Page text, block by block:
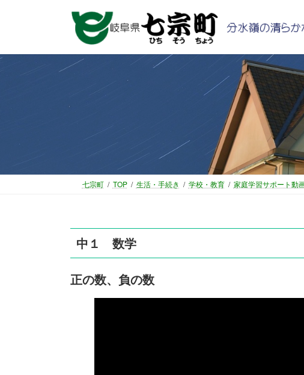
七宗町 TOP 生活・手続き 学校・教育 家庭学習サポート動
中１ 数学
正の数、負の数